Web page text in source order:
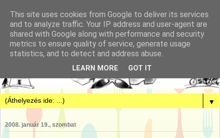
▼
2008. január 19., szombat
This site uses cookies from Google to deliver its services
and to analyze traffic. Your IP address and user-agent are
shared with Google along with performance and security
metrics to ensure quality of service, generate usage
statistics, and to detect and address abuse.
LEARN MORE GOT IT